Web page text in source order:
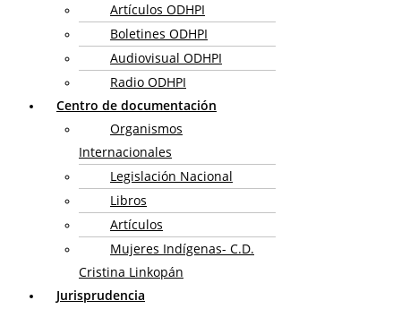
Artículos ODHPI
Boletines ODHPI
Audiovisual ODHPI
Radio ODHPI
Centro de documentación
Organismos
Internacionales
Legislación Nacional
Libros
Artículos
Mujeres Indígenas- C.D.
Cristina Linkopán
Jurisprudencia